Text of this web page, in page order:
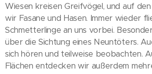
Wiesen kreisen Greifvögel, und auf
wir Fasane und Hasen. Immer wieder
Schmetterlinge an uns vorbei.
über die Sichtung eines Neuntöters.
sich hören und teilweise beobachten.
Flächen entdecken wir außerdem